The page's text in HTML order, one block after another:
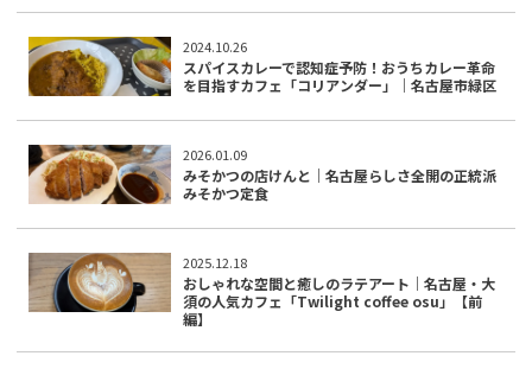
2024.10.26
スパイスカレーで認知症予防！おうちカレー革命
を目指すカフェ「コリアンダー」｜名古屋市緑区
2026.01.09
みそかつの店けんと｜名古屋らしさ全開の正統派
みそかつ定食
2025.12.18
おしゃれな空間と癒しのラテアート｜名古屋・大
須の人気カフェ「Twilight coffee osu」【前
編】